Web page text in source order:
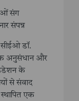
संग
संपन्न
डॉ.
अनुसंधान और
के
से संवाद
स्थापित एक